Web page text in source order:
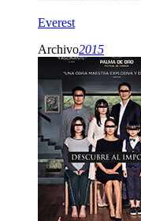
Everest
Archivo2015